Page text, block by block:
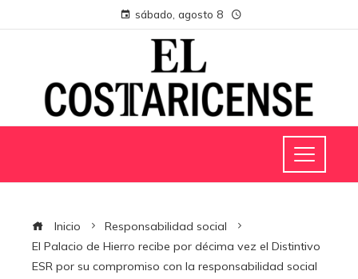
sábado, agosto 8
Inicio
Responsabilidad social
El Palacio de Hierro recibe por décima vez el Distintivo
ESR por su compromiso con la responsabilidad social